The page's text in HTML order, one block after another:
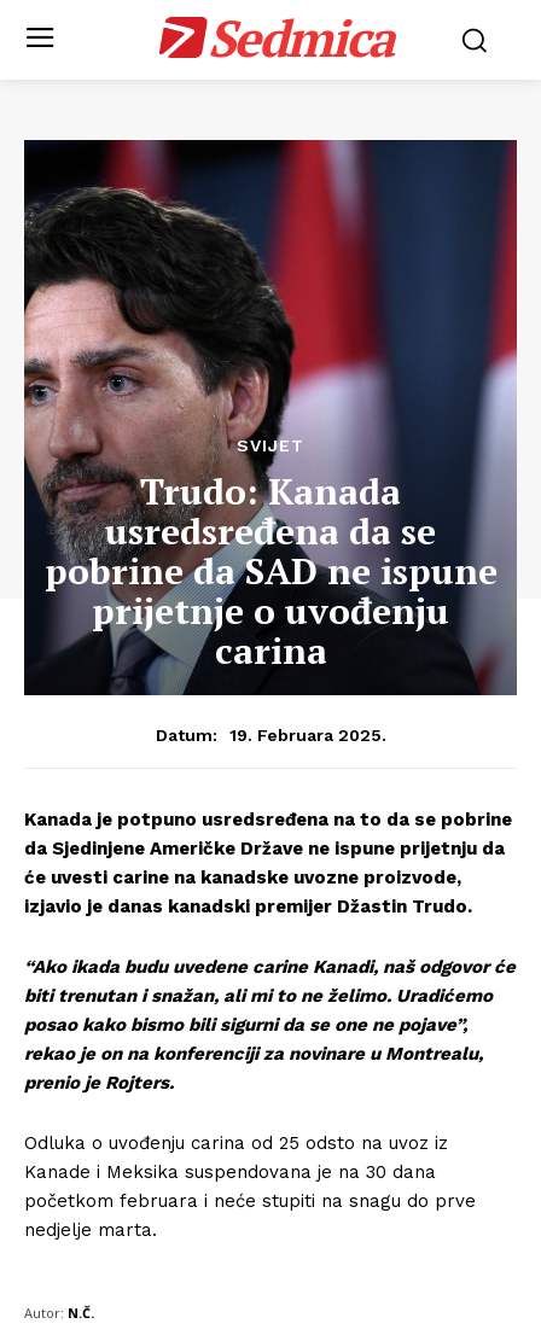
Sedmica
SVIJET
Trudo: Kanada
usredsređena da se
pobrine da SAD ne ispune
prijetnje o uvođenju
carina
Datum: 19. Februara 2025.
Kanada je potpuno usredsređena na to da se pobrine
da Sjedinjene Američke Države ne ispune prijetnju da
će uvesti carine na kanadske uvozne proizvode,
izjavio je danas kanadski premijer Džastin Trudo.
“Ako ikada budu uvedene carine Kanadi, naš odgovor će
biti trenutan i snažan, ali mi to ne želimo. Uradićemo
posao kako bismo bili sigurni da se one ne pojave”,
rekao je on na konferenciji za novinare u Montrealu,
prenio je Rojters.
Odluka o uvođenju carina od 25 odsto na uvoz iz
Kanade i Meksika suspendovana je na 30 dana
početkom februara i neće stupiti na snagu do prve
nedjelje marta.
Autor: N.Č.